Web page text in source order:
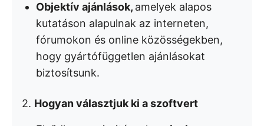
Objektív ajánlások, amelyek alapos
kutatáson alapulnak az interneten,
fórumokon és online közösségekben,
hogy gyártófüggetlen ajánlásokat
biztosítsunk.
2. Hogyan választjuk ki a szoftvert